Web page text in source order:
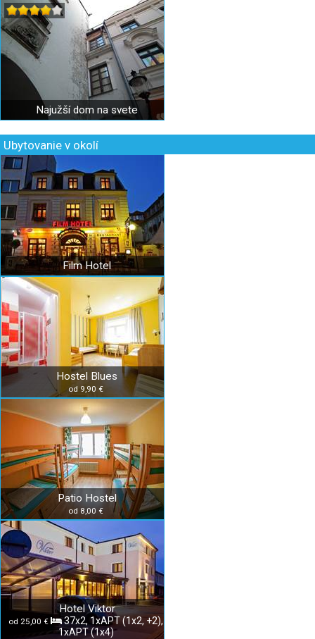
Najužší dom na svete
Ubytovanie v okolí
Film Hotel
Hostel Blues
od 9,90 €
Patio Hostel
od 8,00 €
Hotel Viktor
od 25,00 €
37x2, 1xAPT (1x2, +2),
1xAPT (1x4)